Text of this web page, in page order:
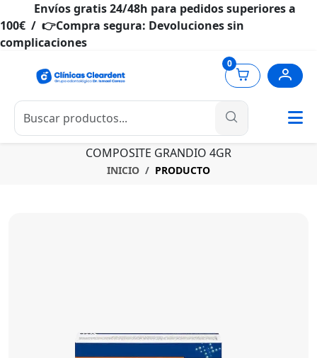
Envíos gratis 24/48h para pedidos superiores a
100€ / 👉Compra segura: Devoluciones sin
complicaciones
0
COMPOSITE GRANDIO 4GR
INICIO PRODUCTO